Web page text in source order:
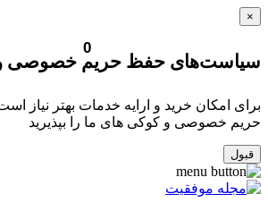
×
سیاست‌های حفظ حریم خصوصی
برای امکان خرید و ارایه خدمات بهتر نیاز
حریم خصوصی و کوکی های ما را بپذیرید
قبول
0